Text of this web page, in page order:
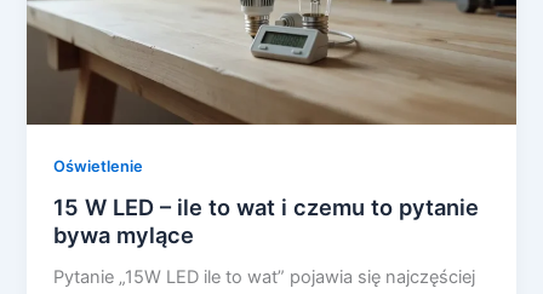
Oświetlenie
15 W LED – ile to wat i czemu to pytanie
bywa mylące
Pytanie „15W LED ile to wat” pojawia się najczęściej